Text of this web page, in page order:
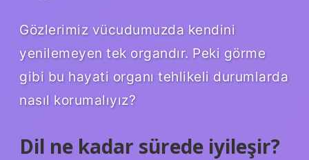
Gözlerimiz vücudumuzda kendini
yenilemeyen tek organdır. Peki görme
gibi bu hayati organı tehlikeli durumlarda
nasıl korumalıyız?
Dil ne kadar sürede iyileşir?